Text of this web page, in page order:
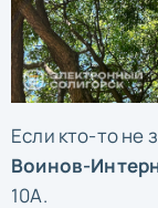
Если кто-то не
Воинов-
10А.